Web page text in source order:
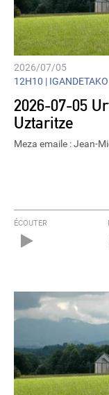
2026/07/05
12H10 |
2026-07-05
Uztaritze
Meza emaile : Jean-
ÉCOUTER